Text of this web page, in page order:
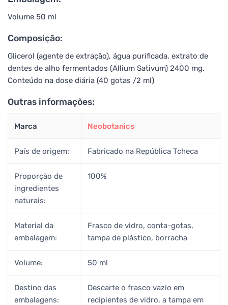
Volume 50 ml
Composição:
Glicerol (agente de extração), água purificada, extrato de
dentes de alho fermentados (Allium Sativum) 2400 mg.
Conteúdo na dose diária (40 gotas /2 ml)
Outras informações:
Marca Neobotanics
País de origem: Fabricado na República Tcheca
Proporção de
ingredientes
naturais:
100%
Material da
embalagem:
Frasco de vidro, conta-gotas,
tampa de plástico, borracha
Volume: 50 ml
Destino das
embalagens:
Descarte o frasco vazio em
recipientes de vidro, a tampa em